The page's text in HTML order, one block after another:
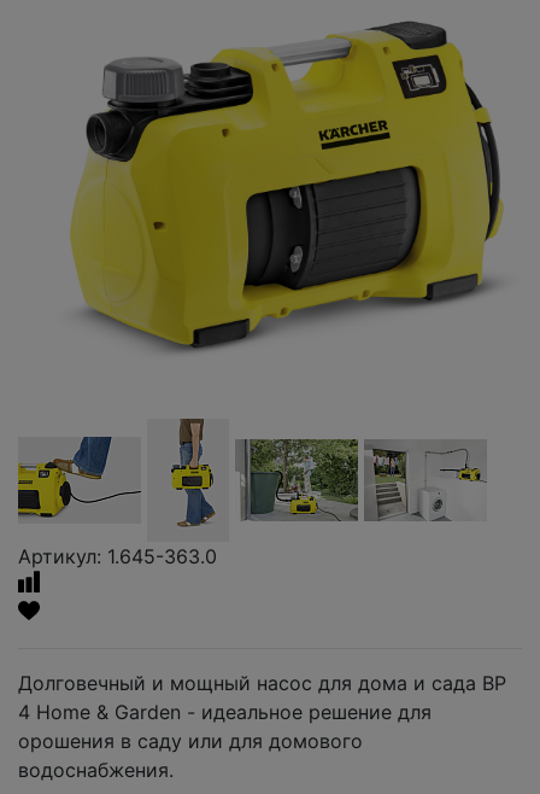
Артикул: 1.645-363.0
Долговечный и мощный насос для дома и сада BP
4 Home & Garden - идеальное решение для
орошения в саду или для домового
водоснабжения.